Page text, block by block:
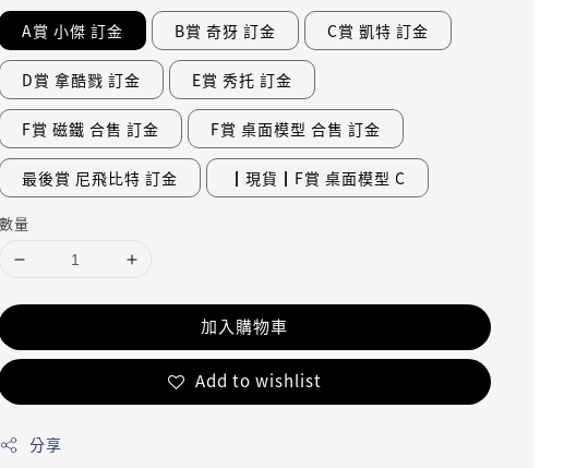
A賞 小傑 訂金 B賞 奇犽 訂金 C賞 凱特 訂金
D賞 拿酷戮 訂金 E賞 秀托 訂金
F賞 磁鐵 合售 訂金 F賞 桌面模型 合售 訂金
最後賞 尼飛比特 訂金 ┃現貨┃F賞 桌面模型 C
數量
加入購物車
Add to wishlist
分享